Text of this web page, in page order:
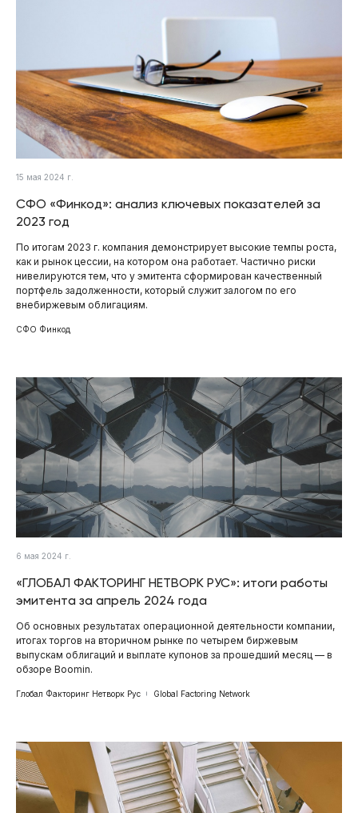
15 мая 2024 г.
СФО «Финкод»: анализ ключевых показателей за
2023 год
По итогам 2023 г. компания демонстрирует высокие темпы роста,
как и рынок цессии, на котором она работает. Частично риски
нивелируются тем, что у эмитента сформирован качественный
портфель задолженности, который служит залогом по его
внебиржевым облигациям.
СФО Финкод
6 мая 2024 г.
«ГЛОБАЛ ФАКТОРИНГ НЕТВОРК РУС»: итоги работы
эмитента за апрель 2024 года
Об основных результатах операционной деятельности компании,
итогах торгов на вторичном рынке по четырем биржевым
выпускам облигаций и выплате купонов за прошедший месяц — в
обзоре Boomin.
Глобал Факторинг Нетворк Рус Global Factoring Network